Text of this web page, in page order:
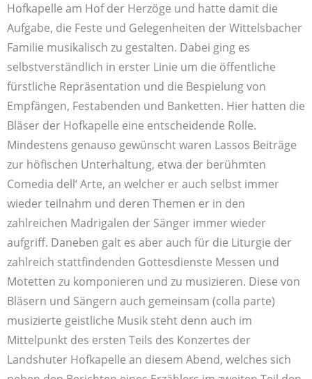
Hofkapelle am Hof der Herzöge und hatte damit die
Aufgabe, die Feste und Gelegenheiten der Wittelsbacher
Familie musikalisch zu gestalten. Dabei ging es
selbstverständlich in erster Linie um die öffentliche
fürstliche Repräsentation und die Bespielung von
Empfängen, Festabenden und Banketten. Hier hatten die
Bläser der Hofkapelle eine entscheidende Rolle.
Mindestens genauso gewünscht waren Lassos Beiträge
zur höfischen Unterhaltung, etwa der berühmten
Comedia dell‘ Arte, an welcher er auch selbst immer
wieder teilnahm und deren Themen er in den
zahlreichen Madrigalen der Sänger immer wieder
aufgriff. Daneben galt es aber auch für die Liturgie der
zahlreich stattfindenden Gottesdienste Messen und
Motetten zu komponieren und zu musizieren. Diese von
Bläsern und Sängern auch gemeinsam (colla parte)
musizierte geistliche Musik steht denn auch im
Mittelpunkt des ersten Teils des Konzertes der
Landshuter Hofkapelle an diesem Abend, welches sich